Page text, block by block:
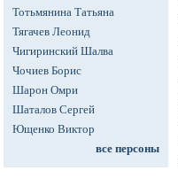
Тотьмянина Татьяна
Тягачев Леонид
Чигиринский Шалва
Чочиев Борис
Шарон Омри
Шаталов Сергей
Ющенко Виктор
все персоны